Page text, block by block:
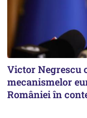
Victor Negrescu
mecanismelor
României în